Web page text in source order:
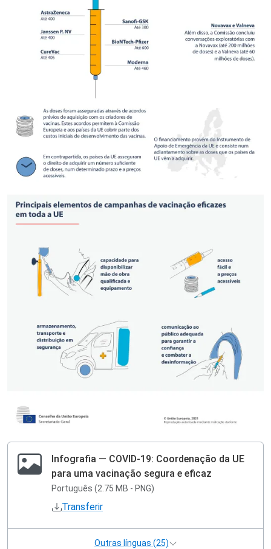
Infografia — COVID-19: Coordenação da UE
para uma vacinação segura e eficaz
Português (2.75 MB - PNG)
Transferir
Outras línguas (25)